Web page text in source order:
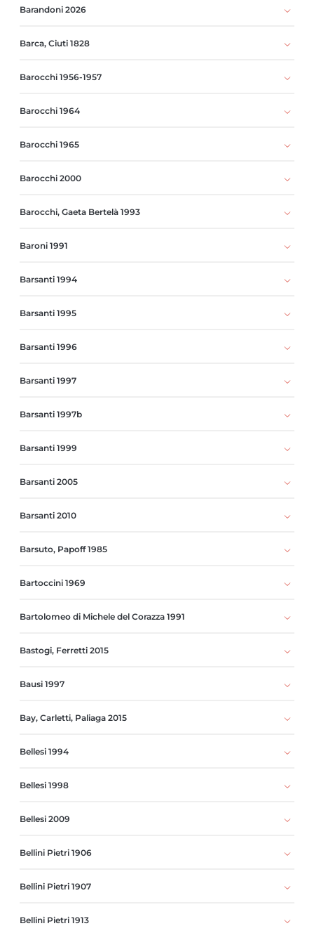
Barandoni 2026
Barca, Ciuti 1828
Barocchi 1956-1957
Barocchi 1964
Barocchi 1965
Barocchi 2000
Barocchi, Gaeta Bertelà 1993
Baroni 1991
Barsanti 1994
Barsanti 1995
Barsanti 1996
Barsanti 1997
Barsanti 1997b
Barsanti 1999
Barsanti 2005
Barsanti 2010
Barsuto, Papoff 1985
Bartoccini 1969
Bartolomeo di Michele del Corazza 1991
Bastogi, Ferretti 2015
Bausi 1997
Bay, Carletti, Paliaga 2015
Bellesi 1994
Bellesi 1998
Bellesi 2009
Bellini Pietri 1906
Bellini Pietri 1907
Bellini Pietri 1913